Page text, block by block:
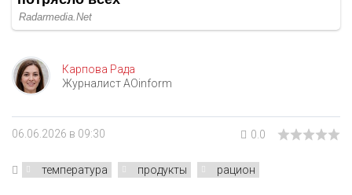
Карпова Рада
Журналист AOinform
06.06.2026 в 09:30 0.0
температура продукты рацион